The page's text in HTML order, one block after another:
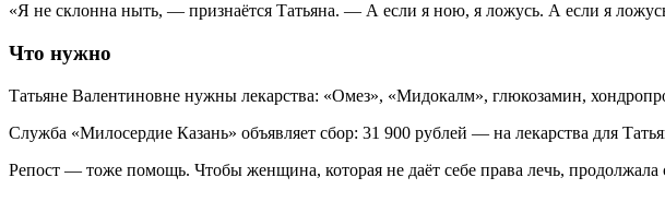
«Я не склонна ныть, — признаётся Татьяна. — А если я ною, я ложусь. А если я
Что нужно
Татьяне Валентиновне нужны лекарства: «Омез», «Мидокалм», глюкозамин,
Служба «Милосердие Казань» объявляет сбор: 31 900 рублей — на лекарства для
Репост — тоже помощь. Чтобы женщина, которая не даёт себе права лечь, продолжала